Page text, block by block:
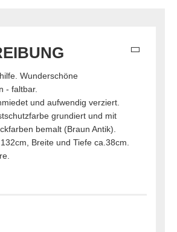
Wunderschöne
- faltbar.
und aufwendig verziert.
grundiert und mit
bemalt (Braun Antik).
Breite und Tiefe ca.38cm.